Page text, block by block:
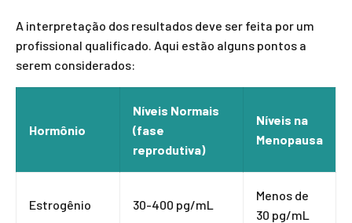
A interpretação dos resultados deve ser feita por um
profissional qualificado. Aqui estão alguns pontos a
serem considerados:
Hormônio
Níveis Normais
(fase
reprodutiva)
Níveis na
Menopausa
Estrogênio 30-400 pg/mL
Menos de
30 pg/mL